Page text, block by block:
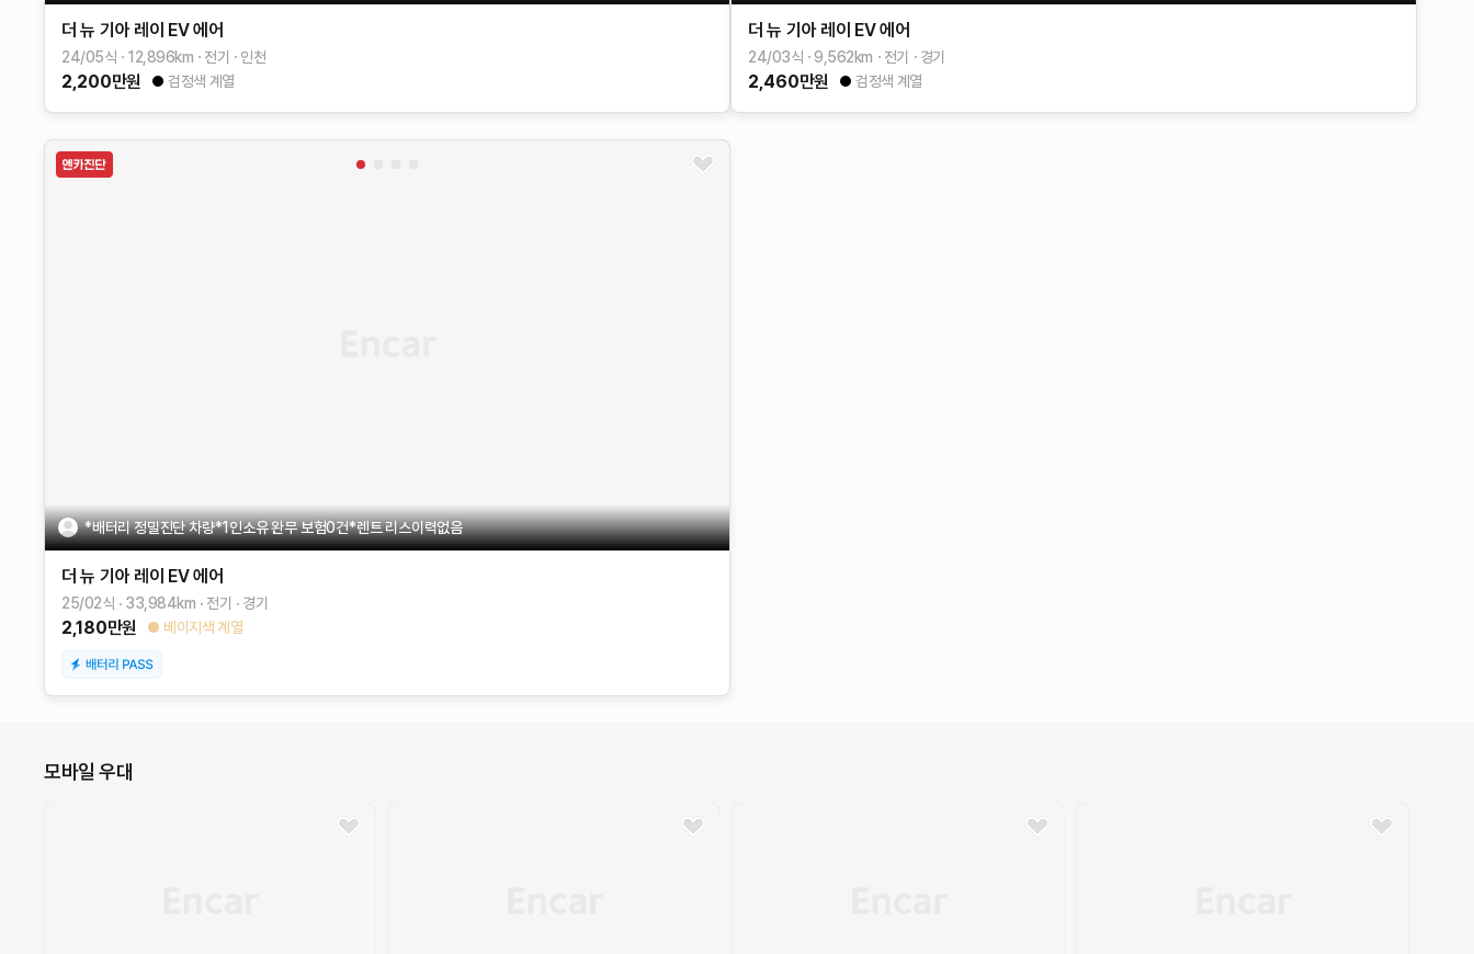
더 뉴 기아 레이 EV에어
24/05식 12,896km 전기 인천
2,200만원 검정색 계열
더 뉴 기아 레이 EV에어
24/03식 9,562km 전기 경기
2,460만원 검정색 계열
*배터리 정밀진단 차량*1인소유 완무 보험0건*렌트 리스이력없음
더 뉴 기아 레이 EV에어
25/02식 33,984km 전기 경기
2,180만원 베이지색 계열
모바일 우대